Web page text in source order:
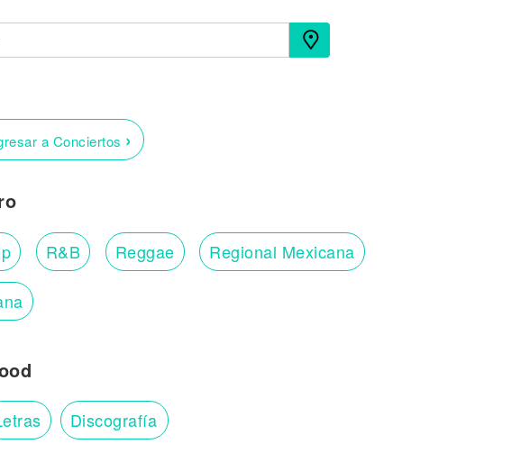
a Conciertos ›
R&B Reggae Regional Mexicana
Discografía